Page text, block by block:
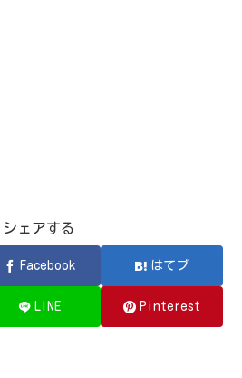
シェアする
Facebook はてブ
LINE Pinterest